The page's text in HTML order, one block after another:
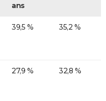
ans
39,5 % 35,2 %
27,9 % 32,8 %